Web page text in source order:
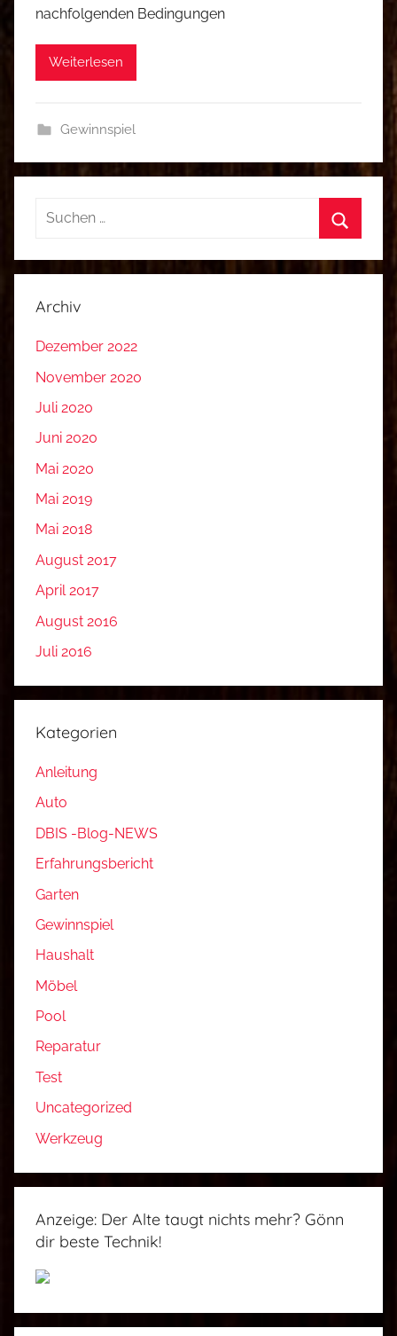
nachfolgenden Bedingungen
Weiterlesen
Gewinnspiel
Suchen
Archiv
Dezember 2022
November 2020
Juli 2020
Juni 2020
Mai 2020
Mai 2019
Mai 2018
August 2017
April 2017
August 2016
Juli 2016
Kategorien
Anleitung
Auto
DBIS -Blog-NEWS
Erfahrungsbericht
Garten
Gewinnspiel
Haushalt
Möbel
Pool
Reparatur
Test
Uncategorized
Werkzeug
Anzeige: Der Alte taugt nichts mehr? Gönn
dir beste Technik!